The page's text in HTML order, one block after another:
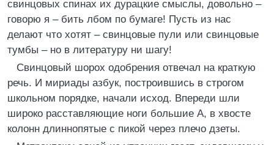
свинцовых спинах их дурацкие смыслы, довольно –
говорю я – бить лбом по бумаге! Пусть из нас
делают что хотят – свинцовые пули или свинцовые
тумбы – но в литературу ни шагу!
Свинцовый шорох одобрения отвечал на краткую
речь. И мириады азбук, построившись в строгом
школьном порядке, начали исход. Впереди шли
широко расставляющие ноги большие А, в хвосте
колонн длиннопятые с пикой через плечо дзеты.